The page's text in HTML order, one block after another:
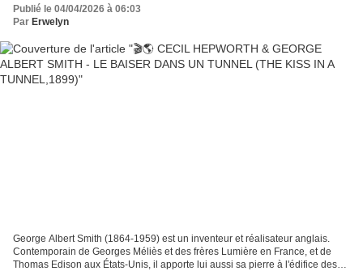
Publié le 04/04/2026 à 06:03
Par Erwelyn
George Albert Smith (1864-1959) est un inventeur et réalisateur anglais.
Contemporain de Georges Méliès et des frères Lumière en France, et de
Thomas Edison aux États-Unis, il apporte lui aussi sa pierre à l'édifice des